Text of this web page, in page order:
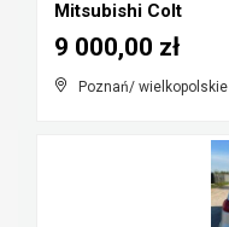
Mitsubishi Colt
Poznań/ wielkopolskie
9 000,00 zł